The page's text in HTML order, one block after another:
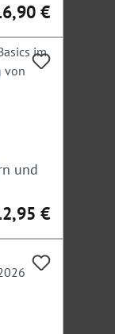
Preis:
€
und
Preis:
€